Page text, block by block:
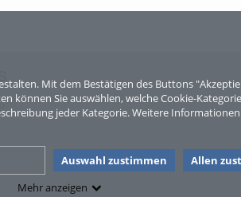
Mit dem Bestätigen des Buttons
können Sie auswählen, welche Cookie-
jeder Kategorie. Weitere
Auswahl zustimmen
Allen
Mehr anzeigen